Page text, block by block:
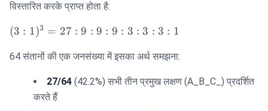
विस्तारित करके प्राप्त होता है:
(3:1)^3 =
(3 : 1)3 = 27 : 9 : 9 : 9 : 3 : 3 : 3 : 1
64 संतानों की एक जनसंख्या में इसका अर्थ समझना:
27/64 (42.2%) सभी तीन प्रमुख लक्षण (A_B_C_) प्रदर्शित
करते हैं